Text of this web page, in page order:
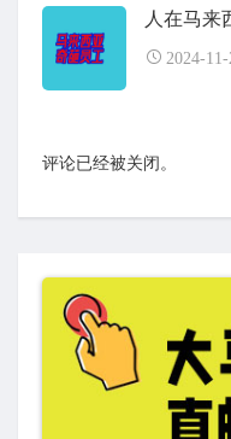
人在马来
2024-11-
评论已经被关闭。